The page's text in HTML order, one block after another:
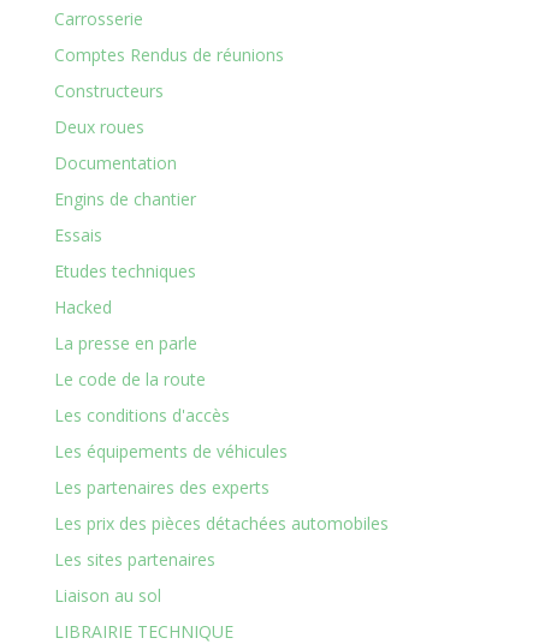
Carrosserie
Comptes Rendus de réunions
Constructeurs
Deux roues
Documentation
Engins de chantier
Essais
Etudes techniques
Hacked
La presse en parle
Le code de la route
Les conditions d'accès
Les équipements de véhicules
Les partenaires des experts
Les prix des pièces détachées automobiles
Les sites partenaires
Liaison au sol
LIBRAIRIE TECHNIQUE